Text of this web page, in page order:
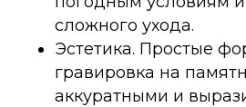
сложного ухода.
Эстетика. Простые
гравировка на
аккуратными и